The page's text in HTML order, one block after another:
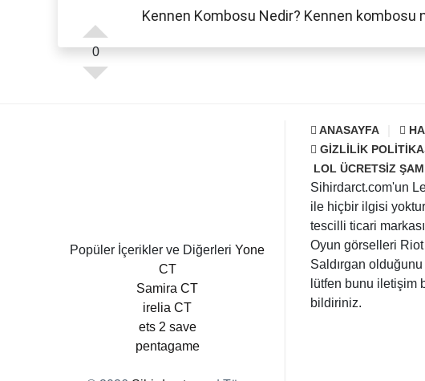
0
Kennen Kombosu Nedir? Kennen kombosu
Popüler İçerikler ve Diğerleri Yone
CT
Samira CT
irelia CT
ets 2 save
pentagame
ANASAYFA
GIZLILIK
LOL ÜCRETSIZ
Sihirdarct.com'un
ile hiçbir ilgisi
tescilli ticari
Oyun görselleri Riot
Saldırgan
lütfen bunu iletişim
bildiriniz.